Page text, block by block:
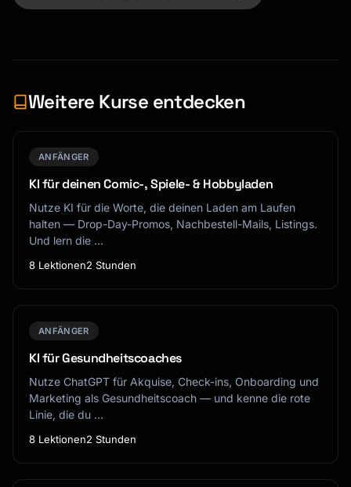
Weitere Kurse entdecken
ANFÄNGER
KI für deinen Comic-, Spiele- & Hobbyladen
Nutze KI für die Worte, die deinen Laden am Laufen
halten — Drop-Day-Promos, Nachbestell-Mails, Listings.
Und lern die …
8 Lektionen2 Stunden
ANFÄNGER
KI für Gesundheitscoaches
Nutze ChatGPT für Akquise, Check-ins, Onboarding und
Marketing als Gesundheitscoach — und kenne die rote
Linie, die du …
8 Lektionen2 Stunden